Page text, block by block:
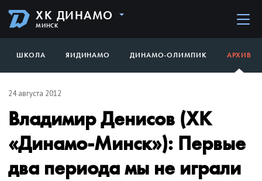
ХК ДИНАМО
МИНСК
ШКОЛА ЯИДИНАМО ДИНАМО-ОЛИМПИК АРХИВ
24 августа 2012
Владимир Денисов (ХК
«Динамо-Минск»): Первые
два периода мы не играли